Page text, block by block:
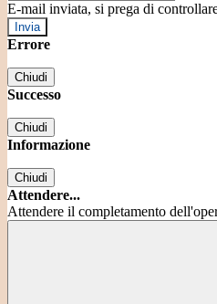
E-mail inviata, si prega di
Errore
Chiudi
Successo
Chiudi
Informazione
Chiudi
Attendere...
Attendere il completamento